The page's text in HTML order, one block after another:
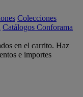
Colecciones
Catálogos Conforama
en el carrito. Haz
e importes